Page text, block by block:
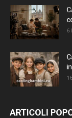
6
ARTICOLI